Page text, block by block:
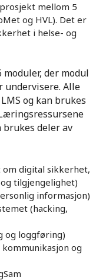
mellom 5
og HVL). Det er
i helse- og
der modul
undervisere. Alle
og kan brukes
deler av
om digital sikkerhet,
tilgjengelighet)
informasjon)
(hacking,
og loggføring)
og